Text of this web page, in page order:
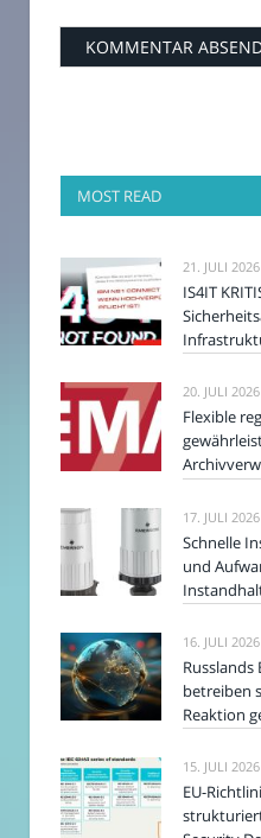
MOST READ
21. JULI 2026
IS4IT
20. JULI 2026
Flexible
17. JULI 2026
Schnelle
und
16. JULI 2026
betreiben
Reaktion
15. JULI 2026
EU-